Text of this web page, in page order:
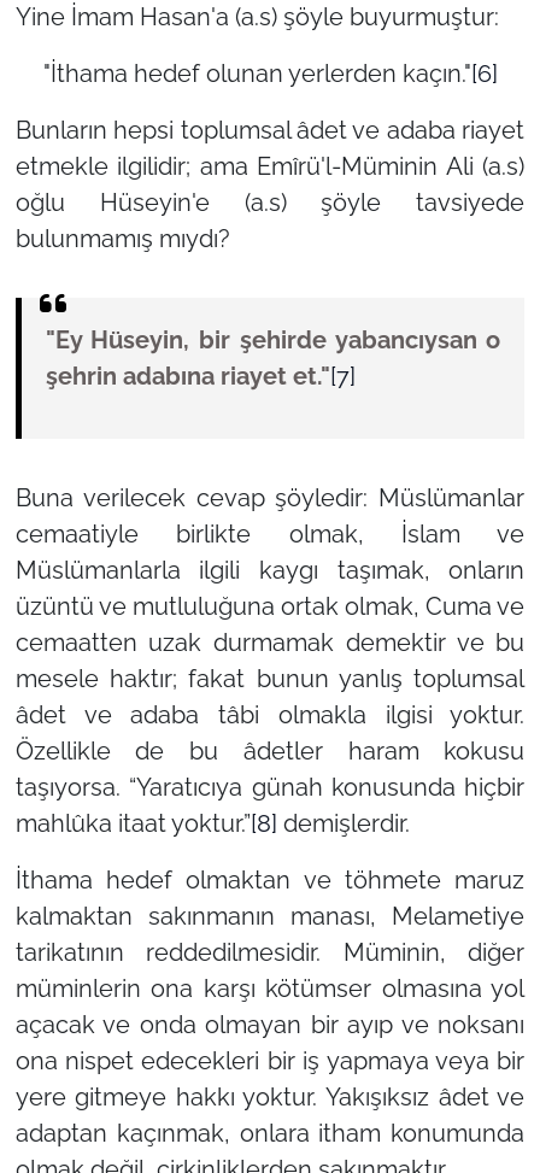
Yine İmam Hasan'a (a.s) şöyle buyurmuştur:
"İthama hedef olunan yerlerden kaçın."[6]
Bunların hepsi toplumsal âdet ve adaba riayet
etmekle ilgilidir; ama Emîrü'l-Müminin Ali (a.s)
oğlu Hüseyin'e (a.s) şöyle tavsiyede
bulunmamış mıydı?
"Ey Hüseyin, bir şehirde yabancıysan o
şehrin adabına riayet et."[7]
Buna verilecek cevap şöyledir: Müslümanlar
cemaatiyle birlikte olmak, İslam ve
Müslümanlarla ilgili kaygı taşımak, onların
üzüntü ve mutluluğuna ortak olmak, Cuma ve
cemaatten uzak durmamak demektir ve bu
mesele haktır; fakat bunun yanlış toplumsal
âdet ve adaba tâbi olmakla ilgisi yoktur.
Özellikle de bu âdetler haram kokusu
taşıyorsa. “Yaratıcıya günah konusunda hiçbir
mahlûka itaat yoktur.”[8] demişlerdir.
İthama hedef olmaktan ve töhmete maruz
kalmaktan sakınmanın manası, Melametiye
tarikatının reddedilmesidir. Müminin, diğer
müminlerin ona karşı kötümser olmasına yol
açacak ve onda olmayan bir ayıp ve noksanı
ona nispet edecekleri bir iş yapmaya veya bir
yere gitmeye hakkı yoktur. Yakışıksız âdet ve
adaptan kaçınmak, onlara itham konumunda